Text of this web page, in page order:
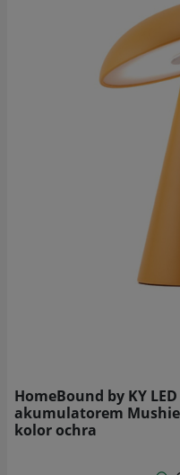
HomeBound by KY
akumulatorem
kolor ochra